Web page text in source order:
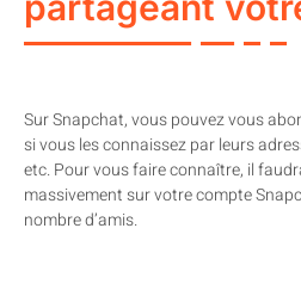
Sur Snapchat, vous pouvez vous
si vous les connaissez par leurs
etc. Pour vous faire connaître, il
massivement sur votre compte
nombre d’amis.